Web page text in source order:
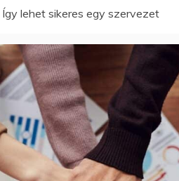
Így lehet sikeres egy szervezet